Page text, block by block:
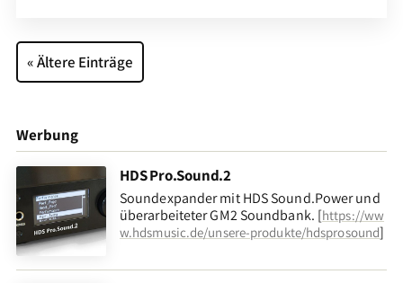
« Ältere Einträge
Werbung
HDS Pro.Sound.2
Soundexpander mit HDS Sound.Power und
überarbeiteter GM2 Soundbank. [https://ww
w.hdsmusic.de/unsere-produkte/hdsprosound]